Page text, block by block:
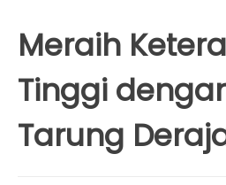
Meraih
Tinggi
Tarung